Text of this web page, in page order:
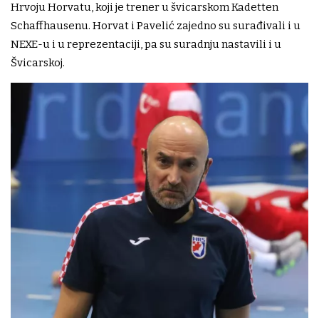
Hrvoju Horvatu, koji je trener u švicarskom Kadetten
Schaffhausenu. Horvat i Pavelić zajedno su surađivali i u
NEXE-u i u reprezentaciji, pa su suradnju nastavili i u
Švicarskoj.